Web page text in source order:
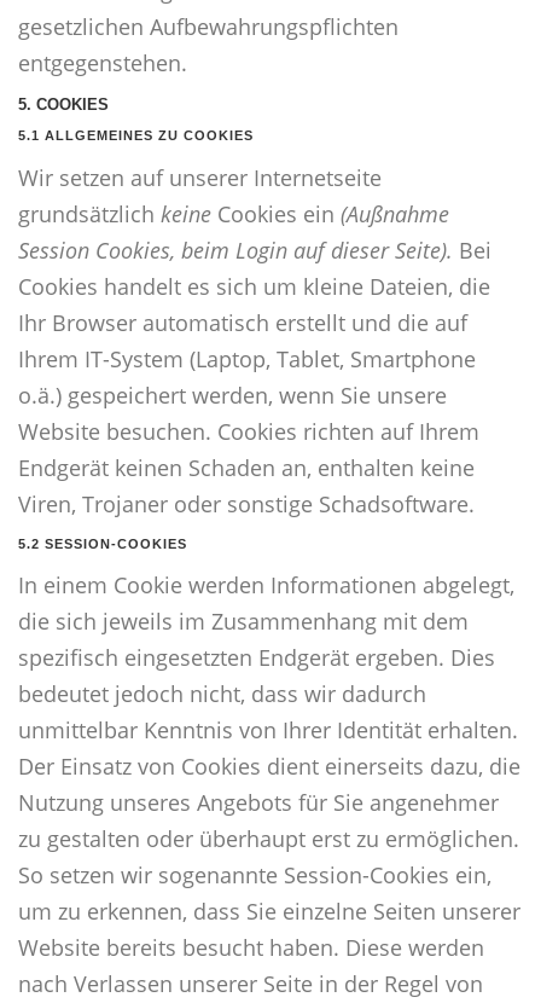
gesetzlichen Aufbewahrungspflichten
entgegenstehen.
5. COOKIES
5.1 ALLGEMEINES ZU COOKIES
Wir setzen auf unserer Internetseite
grundsätzlich keine Cookies ein (Außnahme
Session Cookies, beim Login auf dieser Seite). Bei
Cookies handelt es sich um kleine Dateien, die
Ihr Browser automatisch erstellt und die auf
Ihrem IT-System (Laptop, Tablet, Smartphone
o.ä.) gespeichert werden, wenn Sie unsere
Website besuchen. Cookies richten auf Ihrem
Endgerät keinen Schaden an, enthalten keine
Viren, Trojaner oder sonstige Schadsoftware.
5.2 SESSION-COOKIES
In einem Cookie werden Informationen abgelegt,
die sich jeweils im Zusammenhang mit dem
spezifisch eingesetzten Endgerät ergeben. Dies
bedeutet jedoch nicht, dass wir dadurch
unmittelbar Kenntnis von Ihrer Identität erhalten.
Der Einsatz von Cookies dient einerseits dazu, die
Nutzung unseres Angebots für Sie angenehmer
zu gestalten oder überhaupt erst zu ermöglichen.
So setzen wir sogenannte Session-Cookies ein,
um zu erkennen, dass Sie einzelne Seiten unserer
Website bereits besucht haben. Diese werden
nach Verlassen unserer Seite in der Regel von